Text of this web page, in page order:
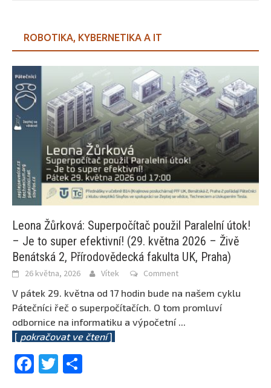
ROBOTIKA, KYBERNETIKA A IT
Leona Žůrková: Superpočítač použil Paralelní útok!
– Je to super efektivní! (29. května 2026 – Živě
Benátská 2, Přírodovědecká fakulta UK, Praha)
26 května, 2026 Vítek Comment
V pátek 29. května od 17 hodin bude na našem cyklu
Pátečníci řeč o superpočítačích. O tom promluví
odbornice na informatiku a výpočetní ...
[ pokračovat ve čtení]
Facebook
Twitter